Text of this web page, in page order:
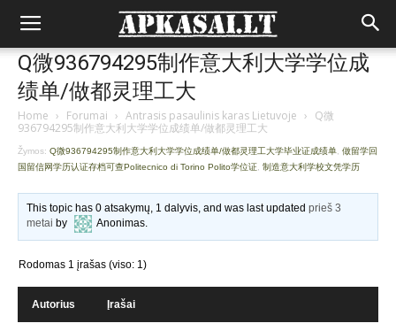
Q微936794295制作意大利大学学位成
绩单/做都灵理工大
Home › Forumai › Antrasis pasaulinis karas Lietuvoje › Q微
936794295制作意大利大学学位成绩单/做都灵理工大
Žymos: Q微936794295制作意大利大学学位成绩单/做都灵理工大学毕业证成绩单 做留学回
国留信网学历认证存档可查Politecnico di Torino Polito学位证 制造意大利学校文凭学历
This topic has 0 atsakymų, 1 dalyvis, and was last updatedprieš 3
metai by Anonimas.
Rodomas 1 įrašas (viso: 1)
Autorius Įrašai